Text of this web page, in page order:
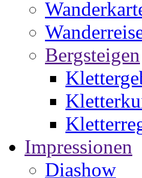
Bergsteigen
Impressionen
Diashow